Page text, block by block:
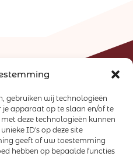
gebruiken wij technologieën
apparaat op te slaan en/of te
deze technologieën kunnen
ID's op deze site
geeft of uw toestemming
hebben op bepaalde functies